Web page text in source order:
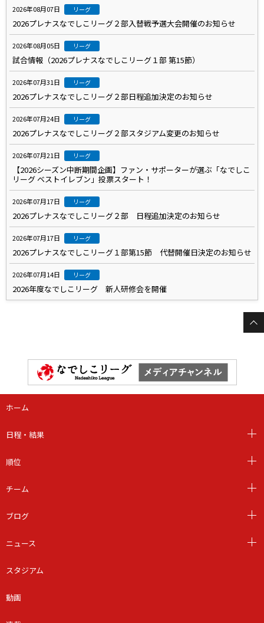
2026年08月07日 リーグ
2026プレナスなでしこリーグ２部入替戦予選大会開催のお知らせ
2026年08月05日 リーグ
試合情報（2026プレナスなでしこリーグ１部 第15節）
2026年07月31日 リーグ
2026プレナスなでしこリーグ２部日程追加決定のお知らせ
2026年07月24日 リーグ
2026プレナスなでしこリーグ２部スタジアム変更のお知らせ
2026年07月21日 リーグ
【2026シーズン中断期間企画】ファン・サポーターが選ぶ「なでしこ
リーグ ベストイレブン」投票スタート！
2026年07月17日 リーグ
2026プレナスなでしこリーグ２部 日程追加決定のお知らせ
2026年07月17日 リーグ
2026プレナスなでしこリーグ１部第15節 代替開催日決定のお知らせ
2026年07月14日 リーグ
2026年度なでしこリーグ 新人研修会を開催
ホーム
日程・結果
順位
チーム
ブログ
ニュース
スタジアム
動画